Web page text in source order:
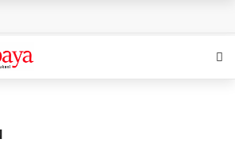
Santri dan Guru Honorer